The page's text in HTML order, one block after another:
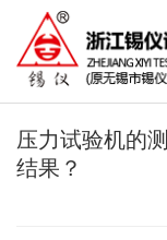
压力试验机的
结果？